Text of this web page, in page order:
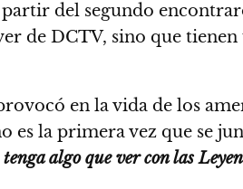
del segundo
de DCTV, sino que
en la vida de los
es la primera vez que se
algo que ver con las